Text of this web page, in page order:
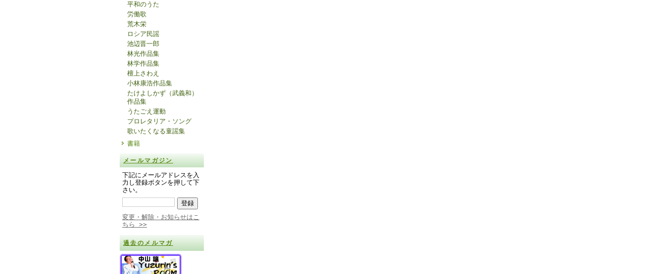
平和のうた
労働歌
荒木栄
ロシア民謡
池辺晋一郎
林光作品集
林学作品集
檀上さわえ
小林康浩作品集
たけよしかず（武義和）
作品集
うたごえ運動
プロレタリア・ソング
歌いたくなる童謡集
書籍
メールマガジン
下記にメールアドレスを入
力し登録ボタンを押して下
さい。
変更・解除・お知らせはこ
ちら >>
過去のメルマガ